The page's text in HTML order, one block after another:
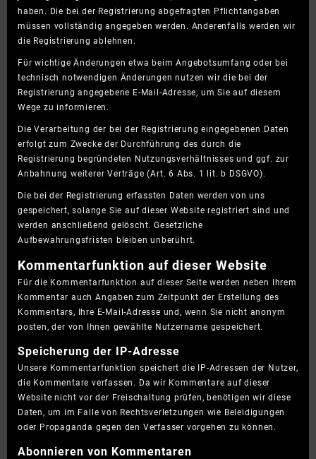
haben. Die bei der Registrierung abgefragten Pflichtangaben
müssen vollständig angegeben werden. Anderenfalls werden wir
die Registrierung ablehnen.
Für wichtige Änderungen etwa beim Angebotsumfang oder bei
technisch notwendigen Änderungen nutzen wir die bei der
Registrierung angegebene E-Mail-Adresse, um Sie auf diesem
Wege zu informieren.
Die Verarbeitung der bei der Registrierung eingegebenen Daten
erfolgt zum Zwecke der Durchführung des durch die
Registrierung begründeten Nutzungsverhältnisses und ggf. zur
Anbahnung weiterer Verträge (Art. 6 Abs. 1 lit. b DSGVO).
Die bei der Registrierung erfassten Daten werden von uns
gespeichert, solange Sie auf dieser Website registriert sind und
werden anschließend gelöscht. Gesetzliche
Aufbewahrungsfristen bleiben unberührt.
Kommentar­funktion auf dieser Website
Für die Kommentarfunktion auf dieser Seite werden neben Ihrem
Kommentar auch Angaben zum Zeitpunkt der Erstellung des
Kommentars, Ihre E-Mail-Adresse und, wenn Sie nicht anonym
posten, der von Ihnen gewählte Nutzername gespeichert.
Speicherung der IP-Adresse
Unsere Kommentarfunktion speichert die IP-Adressen der Nutzer,
die Kommentare verfassen. Da wir Kommentare auf dieser
Website nicht vor der Freischaltung prüfen, benötigen wir diese
Daten, um im Falle von Rechtsverletzungen wie Beleidigungen
oder Propaganda gegen den Verfasser vorgehen zu können.
Abonnieren von Kommentaren